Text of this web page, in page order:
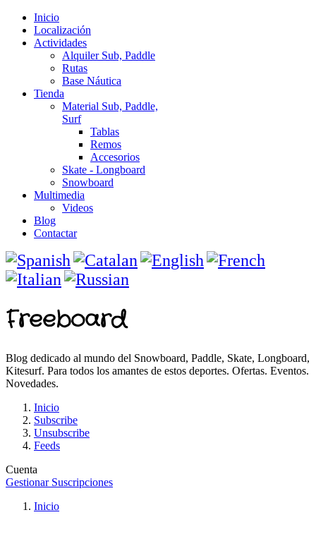
Inicio
Localización
Actividades
Alquiler Sub, Paddle
Rutas
Base Náutica
Tienda
Material Sub, Paddle,
Surf
Tablas
Remos
Accesorios
Skate - Longboard
Snowboard
Multimedia
Videos
Blog
Contactar
Freeboard
Blog dedicado al mundo del Snowboard, Paddle, Skate, Longboard,
Kitesurf. Para todos los amantes de estos deportes. Ofertas. Eventos.
Novedades.
Inicio
Subscribe
Unsubscribe
Feeds
Cuenta
Gestionar Suscripciones
Inicio